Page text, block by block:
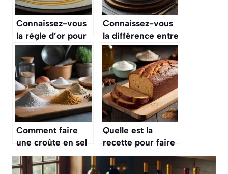
Connaissez-vous
la règle d’or pour
ne jamais rater la
cuisson d’un
poisson, quelle
que soit son
espèce ?
Connaissez-vous
la différence entre
un « fumet » de
poisson et un
« bouillon » de
poisson ?
Comment faire
une croûte en sel
pour le poisson ?
Quelle est la
recette pour faire
du pain d’épices
moelleux ?